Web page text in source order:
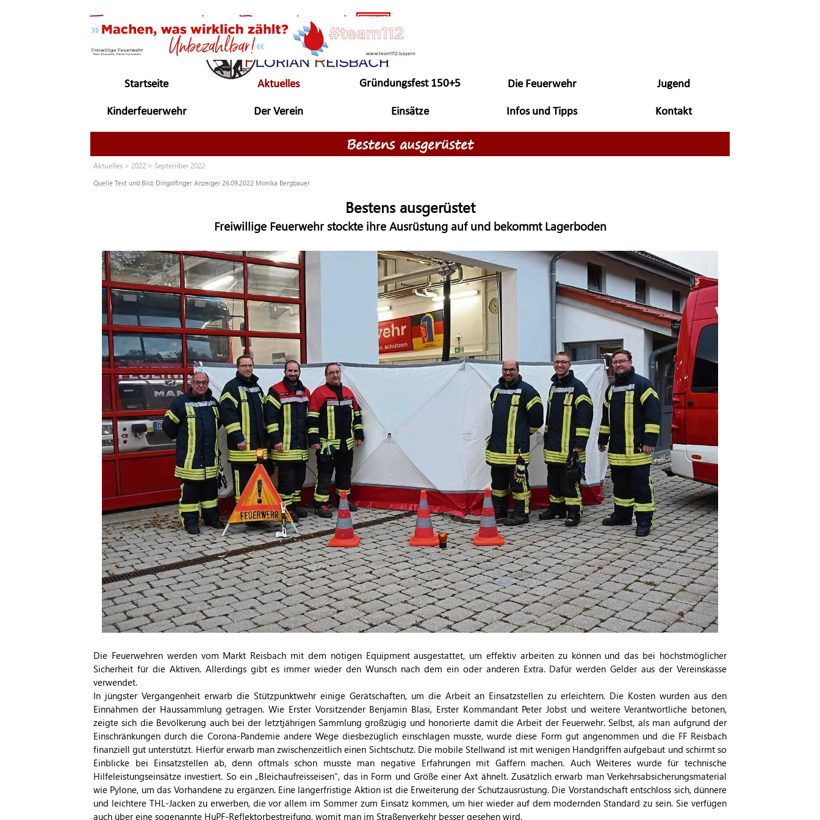
Menü überspringen
Startseite Aktuelles ▼
Gründungsfest 150+5
▼
Die Feuerwehr ▼
Jugend
Kinderfeuerwehr ▼
Der Verein ▼
Einsätze ▼
Infos und Tipps ▼
Kontakt
Bestens ausgerüstet
Aktuelles > 2022 > September 2022
Quelle Text und Bild: Dingolfinger Anzeiger 26.09.2022 Monika Bergbauer
Bestens ausgerüstet
Freiwillige Feuerwehr stockte ihre Ausrüstung auf und bekommt Lagerboden
Die Feuerwehren werden vom Markt Reisbach mit dem nötigen Equipment ausgestattet, um effektiv arbeiten zu können und das bei höchstmöglicher
Sicherheit für die Aktiven. Allerdings gibt es immer wieder den Wunsch nach dem ein oder anderen Extra. Dafür werden Gelder aus der Vereinskasse
verwendet.
In jüngster Vergangenheit erwarb die Stützpunktwehr einige Gerätschaften, um die Arbeit an Einsatzstellen zu erleichtern. Die Kosten wurden aus den
Einnahmen der Haussammlung getragen. Wie Erster Vorsitzender Benjamin Blasi, Erster Kommandant Peter Jobst und weitere Verantwortliche betonen,
zeigte sich die Bevölkerung auch bei der letztjährigen Sammlung großzügig und honorierte damit die Arbeit der Feuerwehr. Selbst, als man aufgrund der
Einschränkungen durch die Corona-Pandemie andere Wege diesbezüglich einschlagen musste, wurde diese Form gut angenommen und die FF Reisbach
finanziell gut unterstützt. Hierfür erwarb man zwischenzeitlich einen Sichtschutz. Die mobile Stellwand ist mit wenigen Handgriffen aufgebaut und schirmt so
Einblicke bei Einsatzstellen ab, denn oftmals schon musste man negative Erfahrungen mit Gaffern machen. Auch Weiteres wurde für technische
Hilfeleistungseinsätze investiert. So ein „Bleichaufreisseisen“, das in Form und Größe einer Axt ähnelt. Zusätzlich erwarb man Verkehrsabsicherungsmaterial
wie Pylone, um das Vorhandene zu ergänzen. Eine längerfristige Aktion ist die Erweiterung der Schutzausrüstung. Die Vorstandschaft entschloss sich, dünnere
und leichtere THL-Jacken zu erwerben, die vor allem im Sommer zum Einsatz kommen, um hier wieder auf dem modernden Standard zu sein. Sie verfügen
auch über eine sogenannte HuPF-Reflektorbestreifung, womit man im Straßenverkehr besser gesehen wird.